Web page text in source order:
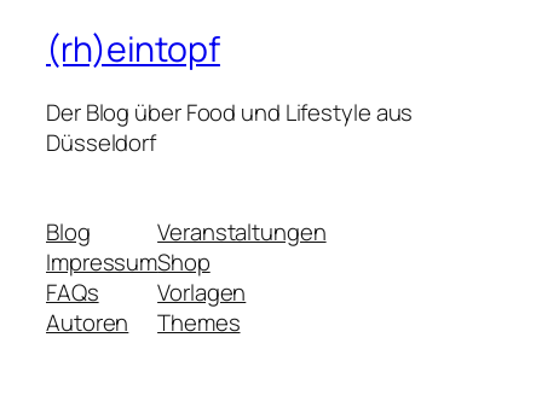
(rh)eintopf
Der Blog über Food und Lifestyle aus
Düsseldorf
Blog
Impressum
FAQs
Autoren
Veranstaltungen
Shop
Vorlagen
Themes